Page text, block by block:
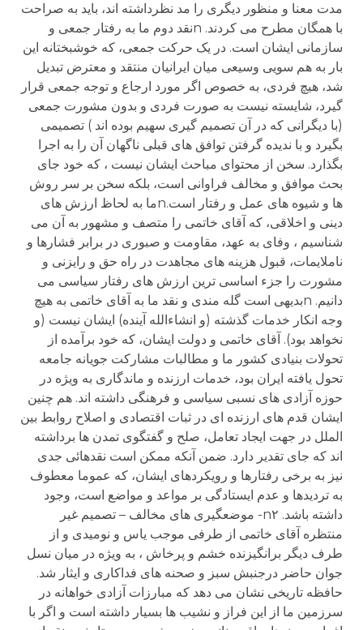
مدت معنا و منظور ديگری را مد نظرداشته اند، بايد به صراحت
با همگان مطرح می کردند. nنقد دوم ما به رفتار جمعی و
سازمانی ايشان است. در يک حرکت جمعی، که خوشبختانه اين
بار به هم سويی وسيعی ميان ايرانيان منتقد و معترض تبديل
شد، هيچ فردی، به خصوص اگر مورد ارجاع و توجه جمعی قرار
گيرد، شايسته نيست به صورت فردی و بدون مشورت جمعی
(با ديگرانی که در آن تصميم گيری سهيم بوده اند ) تصميمی
بگيرد و با نديده گرفتن توافق های قبلی ناگهان آن را به اجرا
بگذارد. سخن از محتوای مباحث ايشان نيست ، که خود جای
بحث موافق و مخالف فراوانی است، بلکه سخن بر سر روش
ها و شيوه های عمل و رفتار است.nما به لحاظ ارزش های
دينی و اخلاقی، که آقای خاتمی را متصف و مشهور به آن می
شناسيم ، وفای به عهد، مقاومت و صبوری در برابر فشارها و
ناملايمات، قبول هزينه های مجاهدت در راه حق و رايزنی و
مشورت را جزء اساسی ترين ارزش های رفتار سياسی می
دانيم. nبديهی است گله مندی و نقد ما به آقای خاتمی به هيچ
وجه انکار خدمات گذشته (و انشاءالله آينده) ايشان نيست (و
نخواهد بود). آقای خاتمی و دولت ايشان، که خود برآمده از
تحولات بنيادی کشور ما و مطالبات مشارکت جويانه جامعه
تحول يافته ايران بود، خدمات ارزنده و ماندگاری به ويژه در
حوزه آزادی های نسبی سياسی و فرهنگی داشته اند. هم چنين
ايشان قدم های ارزنده ای در ثبات اقتصادی و اصلاح روابط بين
الملل در جهت ايجاد تعامل، صلح و گفتگوی تمدن ها برداشته
اند که جای تقدير دارد. ضمن آنکه ممکن است نقدهائی جدی
نيز به برخی رفتارها و رويکردهای ايشان، که عموما معطوف
به ترديدها و عدم ايستادگی بر مواعد و مواضع است، وجود
داشته باشد. n۲- موضعگيری های مخالف – تصميم غير
منتظره آقای خاتمی از طرفی موجب ياس و نوميدی و از
طرف ديگر برانگيزنده خشم و پرخاش ، به ويژه در ميان نسل
جوان حاضر درجنبش سبز و صحنه های فداکاری و ايثار شد.
حافظه تاريخی نشان می دهد که مبارزات آزادی خواهانه در
سرزمين ما از اين فراز و نشيب ها بسيار داشته است و اگر با